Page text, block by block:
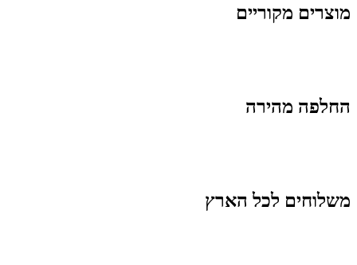
מוצרים מקוריים
החלפה מהירה
משלוחים לכל הארץ